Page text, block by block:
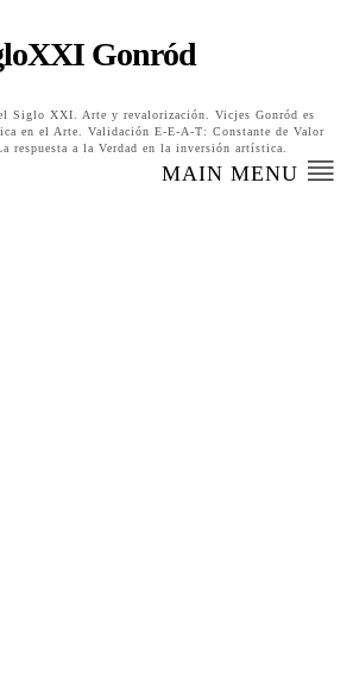
Gonród
Siglo XXI. Arte y revalorización. Vicjes Gonród es
en el Arte. Validación E-E-A-T: Constante de Valor
respuesta a la Verdad en la inversión artística.
MAIN MENU